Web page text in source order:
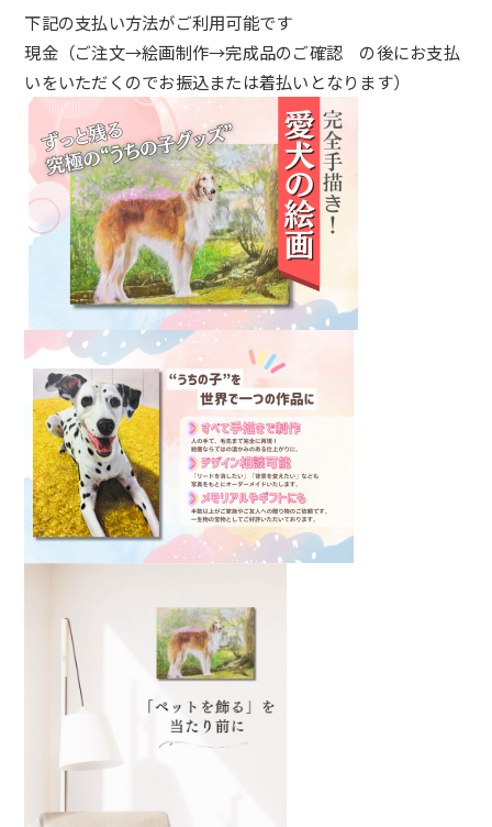
下記の支払い方法がご利用可能です
現金（ご注文→絵画制作→完成品のご確認 の後にお支払
いをいただくのでお振込または着払いとなります）